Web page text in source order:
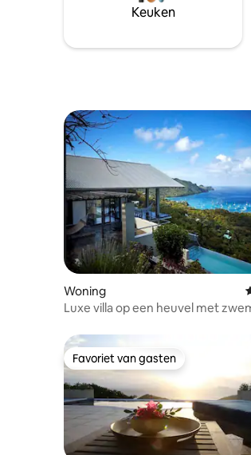
Keuken
Woning
Luxe villa op een heuvel met
Favoriet van gasten
Favoriet van gasten